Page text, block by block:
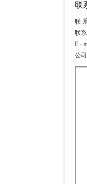
联
联
联
E -
公